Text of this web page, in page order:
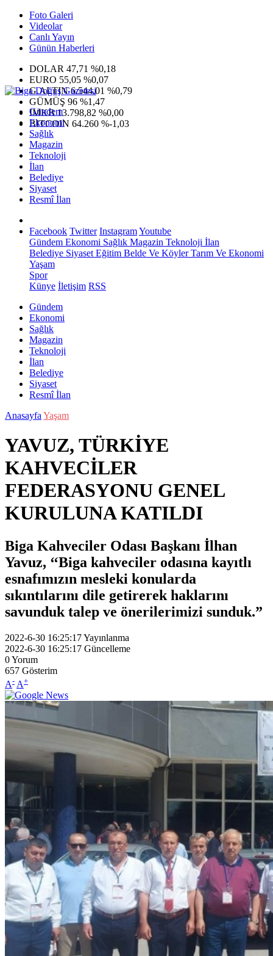
Foto Galeri
Videolar
Canlı Yayın
Günün Haberleri
DOLAR 47,71 %0,18
EURO 55,05 %0,07
G.ALTIN6.544,01 %0,79
GÜMÜŞ 96 %1,47
IMKB13.798,82 %0,00
BITCOIN 64.260 %-1,03
Gündem
Ekonomi
Sağlık
Magazin
Teknoloji
İlan
Belediye
Siyaset
Resmî İlan
Facebook Twitter InstagramYoutube
Gündem Ekonomi Sağlık Magazin Teknoloji İlan
Belediye Siyaset Eğitim Belde Ve KöylerTarım Ve Ekonomi
Yaşam
Spor
Künye İletişim RSS
Gündem
Ekonomi
Sağlık
Magazin
Teknoloji
İlan
Belediye
Siyaset
Resmî İlan
Anasayfa Yaşam
YAVUZ, TÜRKİYE
KAHVECİLER
FEDERASYONU GENEL
KURULUNA KATILDI
Biga Kahveciler Odası Başkanı İlhan
Yavuz, ‘‘Biga kahveciler odasına kayıtlı
esnafımızın mesleki konularda
sıkıntılarını dile getirerek haklarını
savunduk talep ve önerilerimizi sunduk.”
2022-6-30 16:25:17Yayınlanma
2022-6-30 16:25:17 Güncelleme
0Yorum
657 Gösterim
A- A+